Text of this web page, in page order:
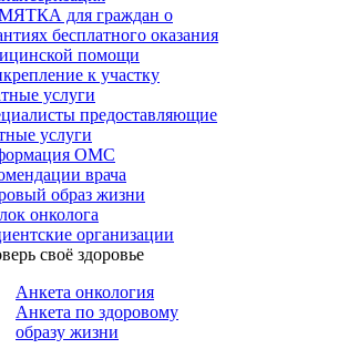
для граждан о
бесплатного оказания
помощи
к участку
услуги
предоставляющие
услуги
ОМС
врача
образ жизни
онколога
организации
своё здоровье
Анкета онкология
Анкета по здоровому
образу жизни